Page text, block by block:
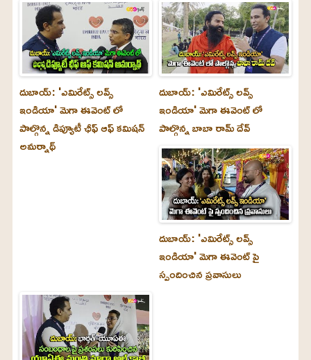
దుబాయ్‌: 'ఎమిరేట్స్ లవ్స్
ఇండియా' మెగా ఈవెంట్ లో
పాల్గొన్న డిప్యూటీ ఛీఫ్ ఆఫ్ కమిషన్
అమర్నాథ్
దుబాయ్‌: 'ఎమిరేట్స్ లవ్స్
ఇండియా' మెగా ఈవెంట్ లో
పాల్గొన్న బాబా రామ్ దేవ్
దుబాయ్‌: 'ఎమిరేట్స్ లవ్స్
ఇండియా' మెగా ఈవెంట్ పై
స్పందించిన ప్రవాసులు